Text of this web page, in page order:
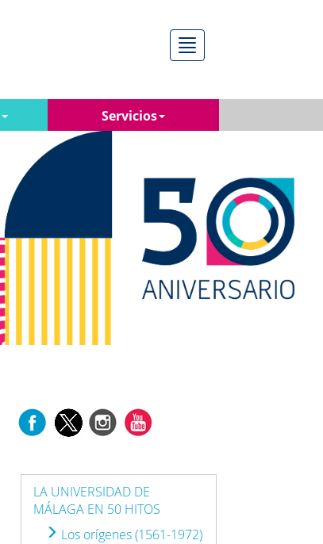
Menú
Servicios
LA UNIVERSIDAD DE
MÁLAGA EN 50 HITOS
Los orígenes (1561-1972)